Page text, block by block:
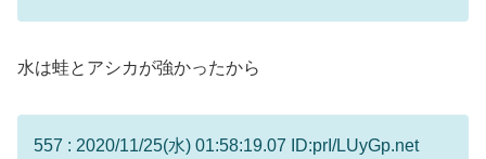
水は蛙とアシカが強かったから
557 : 2020/11/25(水) 01:58:19.07 ID:prI/LUyGp.net